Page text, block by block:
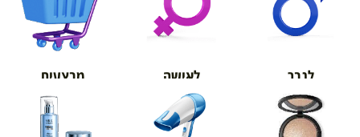
אורטופדיה
לגבר לאישה מבצעים